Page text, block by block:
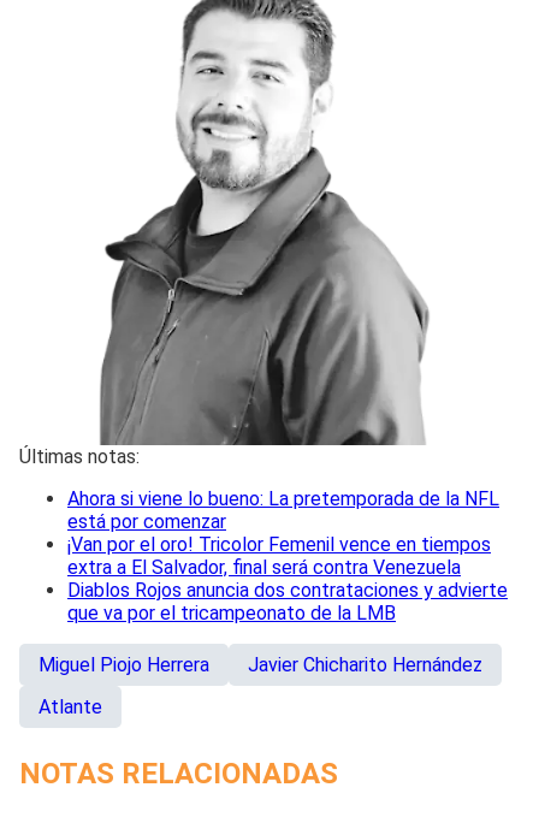
Últimas notas:
Ahora si viene lo bueno: La pretemporada de la NFL
está por comenzar
¡Van por el oro! Tricolor Femenil vence en tiempos
extra a El Salvador, final será contra Venezuela
Diablos Rojos anuncia dos contrataciones y advierte
que va por el tricampeonato de la LMB
Miguel Piojo Herrera
Javier Chicharito Hernández
Atlante
NOTAS RELACIONADAS